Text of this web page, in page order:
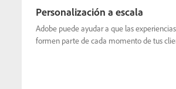
Personalización a escala
Adobe puede ayudar a que las
formen parte de cada momento de tus